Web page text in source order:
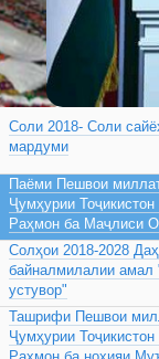
Соли 2018- Соли
мардуми
Паёми Пешвои
Ҷумҳурии
Раҳмон ба Маҷлиси
Солҳои 2018-2028
байналмилалии
устувор"
Ташрифи Пешвои
Ҷумҳурии